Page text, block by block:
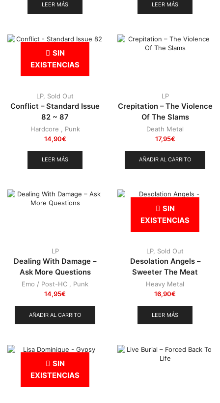
LEER MÁS LEER MÁS
SIN
EXISTENCIAS
LP, Sold Out
Conflict – Standard Issue
82 ~ 87
Hardcore
Punk
14,90€
LEER MÁS
LP
Crepitation – The Violence
Of The Slams
Death Metal
17,95€
AÑADIR AL CARRITO
LP
Dealing With Damage –
Ask More Questions
Emo / Post-HC
Punk
14,95€
AÑADIR AL CARRITO
SIN
EXISTENCIAS
LP, Sold Out
Desolation Angels –
Sweeter The Meat
Heavy Metal
16,90€
LEER MÁS
SIN
EXISTENCIAS